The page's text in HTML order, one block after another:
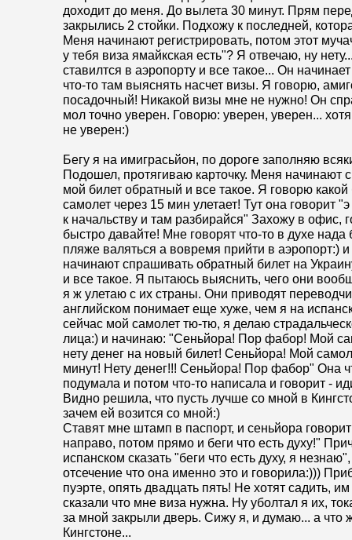
доходит до меня. До вылета 30 минут. Прям
закрылись 2 стойки. Подхожу к последней,
Меня начинают регистрировать, потом этот
у тебя виза ямайкская есть"? Я отвечаю, ну
ставилтся в аэропорту и все такое... Он
что-то там выяснять насчет визы. Я говорю,
посадочный! Никакой визы мне не нужно! Он
мол точно уверен. Говорю: уверен, уверен...
не уверен:)
Бегу я на имиграсьйон, по дороге заполняю
Подошел, протягиваю карточку. Меня начинают
мой билет обратный и все такое. Я говорю какой
самолет через 15 мин улетает! Тут она говорит
к начальству и там разбирайся" Захожу в офис,
быстро давайте! Мне говорят что-то в духе
пляже валяться а вовремя прийти в аэропорт:)
начинают спрашивать обратный билет на
и все такое. Я пытаюсь выяснить, чего они
я ж улетаю с их страны. Они приводят
английском понимает еще хуже, чем я на
сейчас мой самолет тю-тю, я делаю
лица:) и начинаю: "Сеньйора! Пор фабор! Мой
нету денег на новый билет! Сеньйора! Мой
минут! Нету денег!!! Сеньйора! Пор фабор" Она
подумала и потом что-то написала и говорит -
Видно решила, что пусть лучше со мной в
зачем ей возится со мной:)
Ставят мне штамп в паспорт, и сеньйора
направо, потом прямо и беги что есть духу!"
испанском сказать "беги что есть духу, я
отсечение что она именно это и говорила:)))
пуэрте, опять двадцать пять! Не хотят садить,
сказали что мне виза нужна. Ну уболтал я их,
за мной закрыли дверь. Сижу я, и думаю... а что
Кингстоне...